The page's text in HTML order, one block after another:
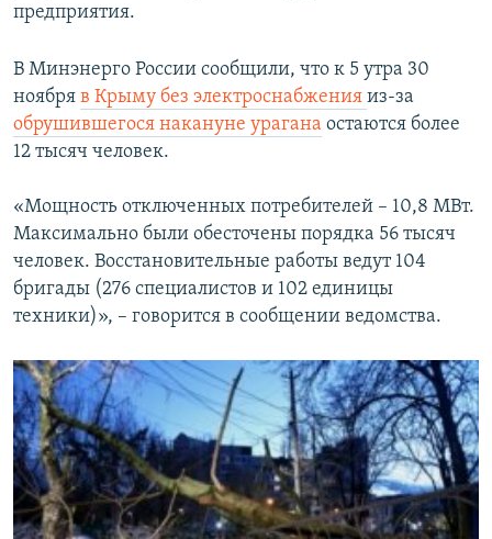
предприятия.
В Минэнерго России сообщили, что к 5 утра 30
ноября в Крыму без электроснабжения из-за
обрушившегося накануне урагана остаются более
12 тысяч человек.
«Мощность отключенных потребителей – 10,8 МВт.
Максимально были обесточены порядка 56 тысяч
человек. Восстановительные работы ведут 104
бригады (276 специалистов и 102 единицы
техники)», – говорится в сообщении ведомства.